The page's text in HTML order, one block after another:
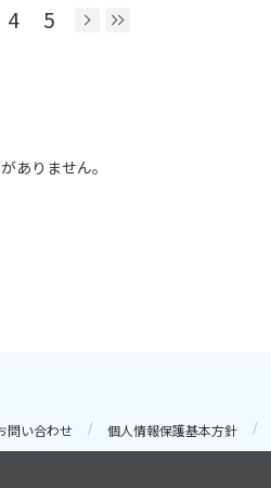
4 5
ありません。
問い合わせ 個人情報保護基本方針